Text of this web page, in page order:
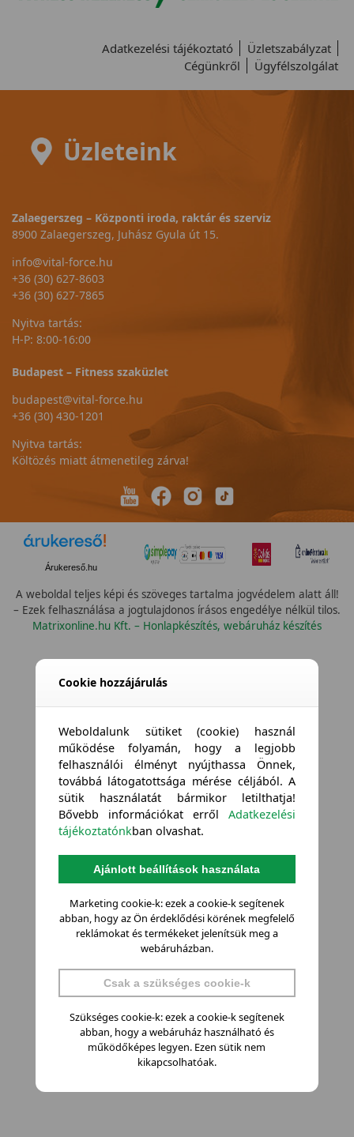
Adatkezelési tájékoztató
Üzletszabályzat
Cégünkről
Ügyfélszolgálat
Üzleteink
Zalaegerszeg – Központi iroda, raktár és szerviz
8900 Zalaegerszeg, Juhász Gyula út 15.
info@vital-force.hu
+36 (30) 627-8603
+36 (30) 627-7865
Nyitva tartás:
H-P: 8:00-16:00
Budapest – Fitness szaküzlet
budapest@vital-force.hu
+36 (30) 430-1201
Nyitva tartás:
Költözés miatt átmenetileg zárva!
Árukereső.hu
A weboldal teljes képi és szöveges tartalma jogvédelem alatt áll!
– Ezek felhasználása a jogtulajdonos írásos engedélye nélkül tilos.
Matrixonline.hu Kft. – Honlapkészítés, webáruház készítés
Cookie hozzájárulás
Weboldalunk sütiket (cookie) használ
működése folyamán, hogy a legjobb
felhasználói élményt nyújthassa Önnek,
továbbá látogatottsága mérése céljából. A
sütik használatát bármikor letilthatja!
Bővebb információkat errőlAdatkezelési
tájékoztatónkban olvashat.
Ajánlott beállítások használata
Marketing cookie-k: ezek a cookie-k segítenek
abban, hogy az Ön érdeklődési körének megfelelő
reklámokat és termékeket jelenítsük meg a
webáruházban.
Csak a szükséges cookie-k
Szükséges cookie-k: ezek a cookie-k segítenek
abban, hogy a webáruház használható és
működőképes legyen. Ezen sütik nem
kikapcsolhatóak.